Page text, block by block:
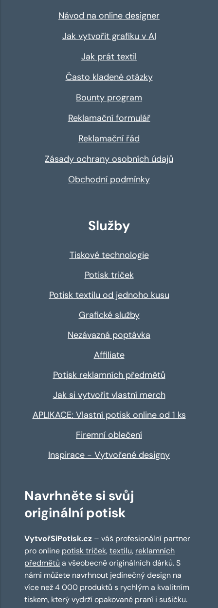
Návod na online designer
Jak vytvořit grafiku v AI
Jak prát textil
Často kladené otázky
Bounty program
Reklamační formulář
Reklamační řád
Zásady ochrany osobních údajů
Obchodní podmínky
Služby
Tiskové technologie
Potisk triček
Potisk textilu od jednoho kusu
Grafické služby
Nezávazná poptávka
Affiliate
Potisk reklamních předmětů
Jak si vytvořit vlastní merch
APLIKACE: Vlastní potisk online od 1 ks
Firemní oblečení
Inspirace - Vytvořené designy
Navrhněte si svůj
originální potisk
VytvořSiPotisk.cz – váš profesionální partner
pro online potisk triček,textilu, reklamních
předmětů a všeobecně originálních dárků. S
námi můžete navrhnout jedinečný design na
více než 4 000 produktů s rychlým a kvalitním
tiskem, který vydrží opakované praní i sušičku.